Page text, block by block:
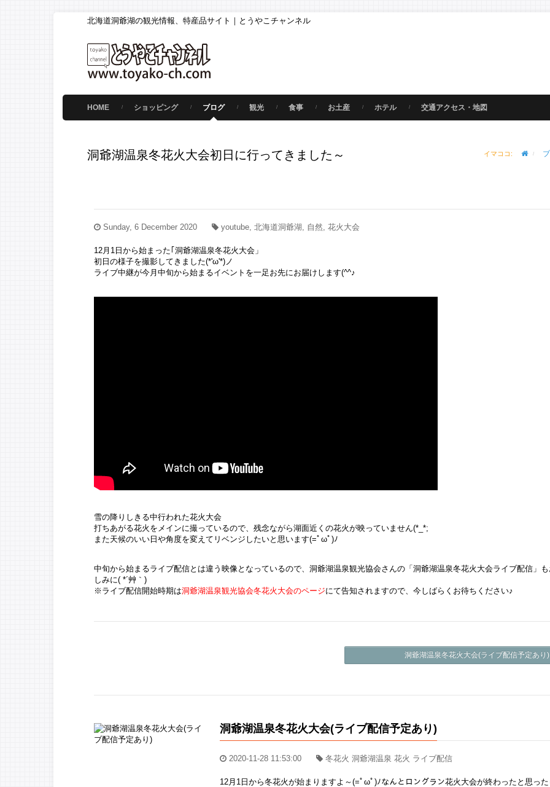
北海道洞爺湖の観光情報、特産品サイト｜とうやこチャンネル
HOME ショッピング ブログ 観光 食事 お土産 ホテル 交通アクセス・地図
洞爺湖温泉冬花火大会初日に行ってきました～ イマココ:
Sunday, 6 December 2020 youtube, 北海道洞爺湖, 自然, 花火大会
12月1日から始まった｢洞爺湖温泉冬花火大会」
初日の様子を撮影してきました(*'ω'*)ノ
ライブ中継が今月中旬から始まるイベントを一足お先にお届けします(^^♪
雪の降りしきる中行われた花火大会
打ちあがる花火をメインに撮っているので、残念ながら湖面近くの花火が映っていません(*_*;
また天候のいい日や角度を変えてリベンジしたいと思います(=ﾟωﾟ)ﾉ
中旬から始まるライブ配信とは違う映像となっているので、洞爺湖温泉観光協会さんの「洞爺湖温泉冬花火大会ライブ配信」
しみに( *´艸｀)
※ライブ配信開始時期は洞爺湖温泉観光協会冬花火大会のページにて告知されますので、今しばらくお待ちください♪
洞爺湖温泉冬花火大会(ライブ配信予定あり
洞爺湖温泉冬花火大会(ライブ配信予定あり)
2020-11-28 11:53:00 冬花火 洞爺湖温泉 花火 ライブ配信
12月1日から冬花火が始まりますよ～(=ﾟωﾟ)ﾉなんとロングラン花火大会が終わったと思った